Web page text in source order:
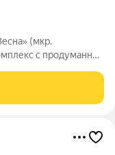
(мкр.